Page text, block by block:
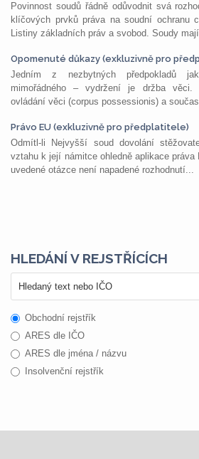
Povinnost soudů řádně odůvodnit svá
klíčových prvků práva na soudní ochranu
Listiny základních práv a svobod. Soudy
Opomenuté důkazy (exkluzivně pro
Jedním z nezbytných předpokladů
mimořádného – vydržení je držba věci.
ovládání věci (corpus possessionis) a
Právo EU (exkluzivně pro předplatitele)
Odmítl-li Nejvyšší soud dovolání
vztahu k její námitce ohledně aplikace
uvedené otázce není napadené rozhodnutí...
HLEDÁNÍ V REJSTŘÍCÍCH
Obchodní rejstřík
ARES dle IČO
ARES dle jména / názvu
Insolvenční rejstřík